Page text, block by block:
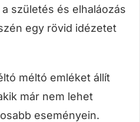
születés és elhaláozás
egy rövid idézetet
méltó emléket állít
már nem lehet
eseményein.